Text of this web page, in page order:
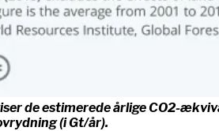
de estimerede årlige CO2-
(i Gt/år).